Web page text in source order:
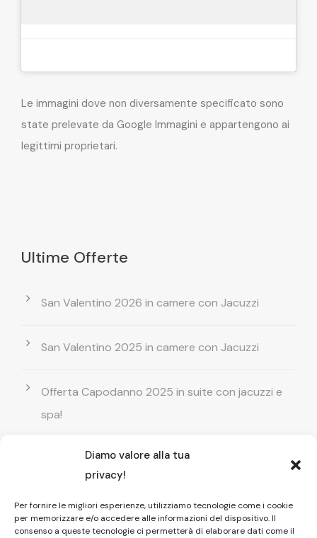
Diamo valore alla tua
privacy!
Per fornire le migliori esperienze, utilizziamo tecnologie come i cookie
per memorizzare e/o accedere alle informazioni del dispositivo. Il
consenso a queste tecnologie ci permetterà di elaborare dati come il
Le immagini dove non diversamente specificato sono
state prelevate da Google Immagini e appartengono ai
legittimi proprietari.
Ultime Offerte
San Valentino 2026 in camere con Jacuzzi
San Valentino 2025 in camere con Jacuzzi
Offerta Capodanno 2025 in suite con jacuzzi e
spa!
Offerta Natale in camera con vasca
idromassaggio ! Prenota il tuo relax esclusivo
Entrata GRATUITA in Piscina esterna! Il tuo relax